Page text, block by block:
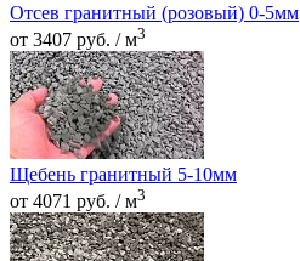
Отсев гранитный (розовый) 0-5мм
от 3407 руб. / м3
Щебень гранитный 5-10мм
от 4071 руб. / м3